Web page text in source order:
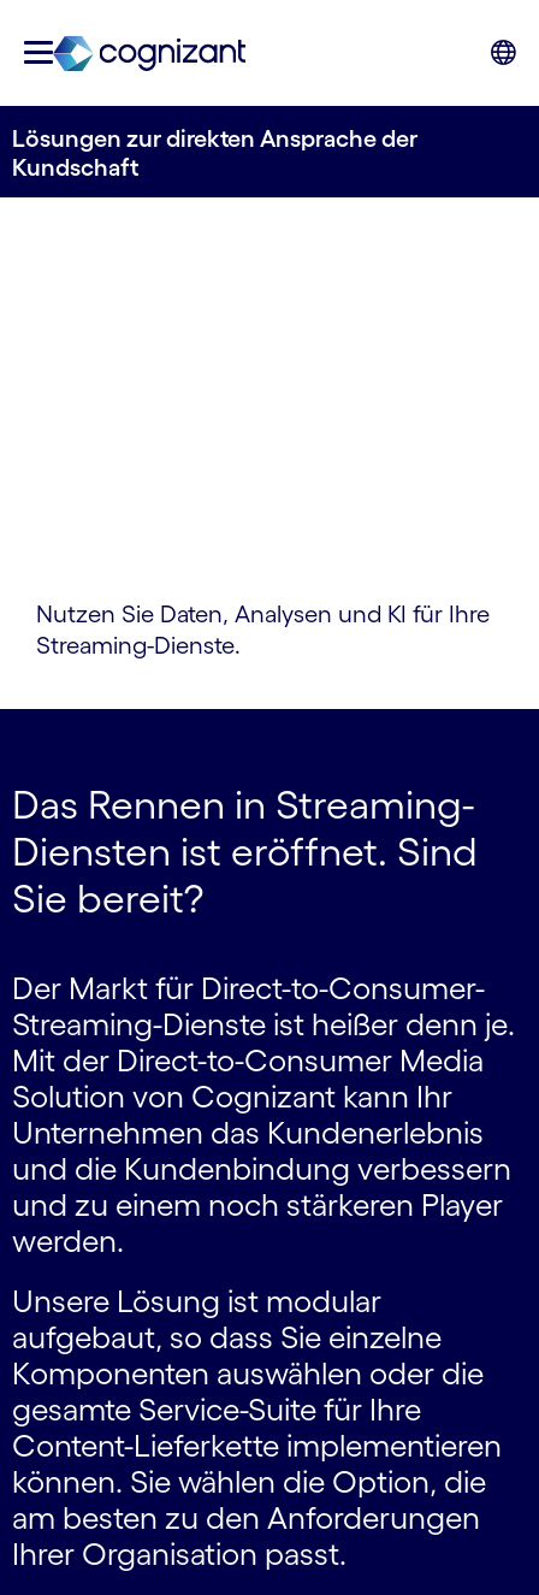
Lösungen zur direkten Ansprache der
Kundschaft
Nutzen Sie Daten, Analysen und KI für Ihre
Streaming-Dienste.
Das Rennen in Streaming-
Diensten ist eröffnet. Sind
Sie bereit?
Der Markt für Direct-to-Consumer-
Streaming-Dienste ist heißer denn je.
Mit der Direct-to-Consumer Media
Solution von Cognizant kann Ihr
Unternehmen das Kundenerlebnis
und die Kundenbindung verbessern
und zu einem noch stärkeren Player
werden.
Unsere Lösung ist modular
aufgebaut, so dass Sie einzelne
Komponenten auswählen oder die
gesamte Service-Suite für Ihre
Content-Lieferkette implementieren
können. Sie wählen die Option, die
am besten zu den Anforderungen
Ihrer Organisation passt.